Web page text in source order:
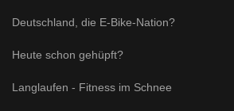
Deutschland, die E-Bike-Nation?
Heute schon gehüpft?
Langlaufen - Fitness im Schnee